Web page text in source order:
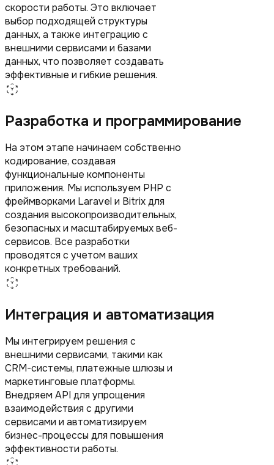
скорости работы. Это включает
выбор подходящей структуры
данных, а также интеграцию с
внешними сервисами и базами
данных, что позволяет создавать
эффективные и гибкие решения.
Разработка и программирование
На этом этапе начинаем собственно
кодирование, создавая
функциональные компоненты
приложения. Мы используем PHP с
фреймворками Laravel и Bitrix для
создания высокопроизводительных,
безопасных и масштабируемых веб-
сервисов. Все разработки
проводятся с учетом ваших
конкретных требований.
Интеграция и автоматизация
Мы интегрируем решения с
внешними сервисами, такими как
CRM-системы, платежные шлюзы и
маркетинговые платформы.
Внедряем API для упрощения
взаимодействия с другими
сервисами и автоматизируем
бизнес-процессы для повышения
эффективности работы.